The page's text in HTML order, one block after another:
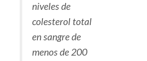
niveles de
colesterol total
en sangre de
menos de 200